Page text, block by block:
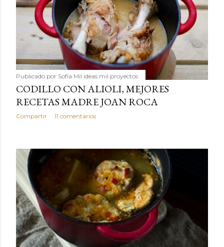
Publicado por Sofía Mil ideas mil proyectos
CODILLO CON ALIOLI, MEJORES
RECETAS MADRE JOAN ROCA
Compartir 11 comentarios